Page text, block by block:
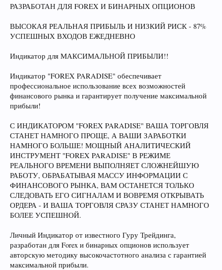
РАЗРАБОТАН ДЛЯ FOREX И БИНАРНЫХ ОПЦИОНОВ
ВЫСОКАЯ РЕАЛЬНАЯ ПРИБЫЛЬ И НИЗКИЙ РИСК - 87%
УСПЕШНЫХ ВХОДОВ ЕЖЕДНЕВНО
Индикатор для МАКСИМАЛЬНОЙ ПРИБЫЛИ!!
Индикатор "FOREX PARADISE" обеспечивает
профессиональное использование всех возможностей
финансового рынка и гарантирует получение максимальной
прибыли!
С ИНДИКАТОРОМ "FOREX PARADISE" ВАША ТОРГОВЛЯ
СТАНЕТ НАМНОГО ПРОЩЕ, А ВАШИ ЗАРАБОТКИ
НАМНОГО БОЛЬШЕ! МОЩНЫЙ АНАЛИТИЧЕСКИЙ
ИНСТРУМЕНТ "FOREX PARADISE" В РЕЖИМЕ
РЕАЛЬНОГО ВРЕМЕНИ ВЫПОЛНЯЕТ СЛОЖНЕЙШУЮ
РАБОТУ, ОБРАБАТЫВАЯ МАССУ ИНФОРМАЦИИ С
ФИНАНСОВОГО РЫНКА, ВАМ ОСТАНЕТСЯ ТОЛЬКО
СЛЕДОВАТЬ ЕГО СИГНАЛАМ И ВОВРЕМЯ ОТКРЫВАТЬ
ОРДЕРА - И ВАША ТОРГОВЛЯ СРАЗУ СТАНЕТ НАМНОГО
БОЛЕЕ УСПЕШНОЙ.
Личный Индикатор от известного Гуру Трейдинга,
разработан для Forex и бинарных опционов использует
авторскую методику высокочастотного анализа с гарантией
максимальной прибыли.